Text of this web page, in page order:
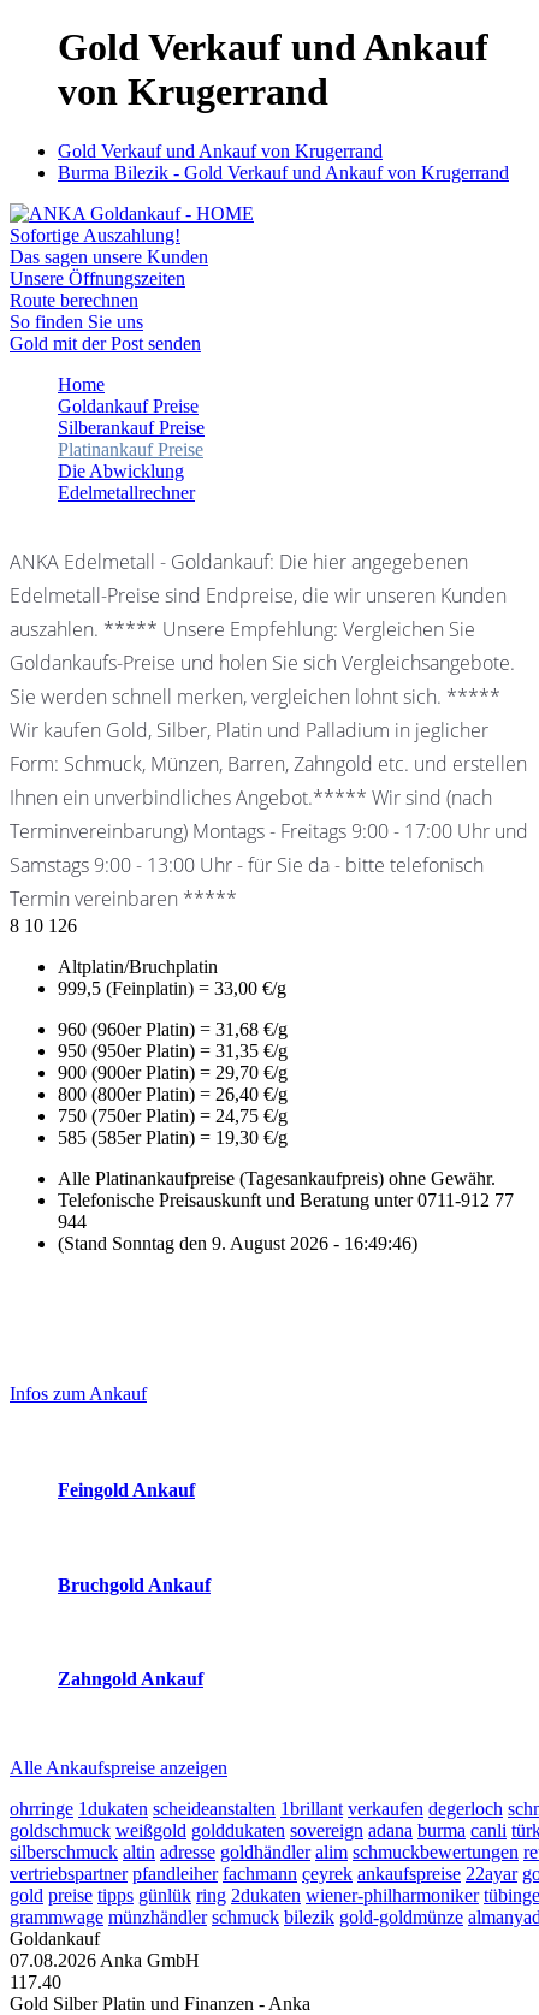
Gold Verkauf und Ankauf
von Krugerrand
Gold Verkauf und Ankauf von Krugerrand
Burma Bilezik - Gold Verkauf und Ankauf von Krugerrand
Sofortige Auszahlung!
Das sagen unsere Kunden
Unsere Öffnungszeiten
Route berechnen
So finden Sie uns
Gold mit der Post senden
Home
Goldankauf Preise
Silberankauf Preise
Platinankauf Preise
Die Abwicklung
Edelmetallrechner
ANKA Edelmetall - Goldankauf: Die hier angegebenen
Edelmetall-Preise sind Endpreise, die wir unseren Kunden
auszahlen. ***** Unsere Empfehlung: Vergleichen Sie
Goldankaufs-Preise und holen Sie sich Vergleichsangebote.
Sie werden schnell merken, vergleichen lohnt sich. *****
Wir kaufen Gold, Silber, Platin und Palladium in jeglicher
Form: Schmuck, Münzen, Barren, Zahngold etc. und erstellen
Ihnen ein unverbindliches Angebot.***** Wir sind (nach
Terminvereinbarung) Montags - Freitags 9:00 - 17:00 Uhr und
Samstags 9:00 - 13:00 Uhr - für Sie da - bitte telefonisch
Termin vereinbaren *****
8 10 126
Altplatin/Bruchplatin
999,5 (Feinplatin) = 33,00 €/g
960 (960er Platin) = 31,68 €/g
950 (950er Platin) = 31,35 €/g
900 (900er Platin) = 29,70 €/g
800 (800er Platin) = 26,40 €/g
750 (750er Platin) = 24,75 €/g
585 (585er Platin) = 19,30 €/g
Alle Platinankaufpreise (Tagesankaufpreis) ohne Gewähr.
Telefonische Preisauskunft und Beratung unter 0711-912 77
944
(Stand Sonntag den 9. August 2026 - 16:49:46)
Sidebar
Infos zum Ankauf
Feingold Ankauf
Bruchgold Ankauf
Zahngold Ankauf
Alle Ankaufspreise anzeigen
ohrringe 1dukaten scheideanstalten 1brillant verkaufen degerloch
goldschmuck weißgold golddukaten sovereign adana burma canli
silberschmuck altin adresse goldhändler alim schmuckbewertungen
vertriebspartner pfandleiher fachmann çeyrek ankaufspreise 22ayar
gold preise tipps günlük ring 2dukaten wiener-philharmoniker
grammwage münzhändler schmuck bilezik gold-goldmünze
Goldankauf
07.08.2026 Anka GmbH
117.40
Gold Silber Platin und Finanzen - Anka